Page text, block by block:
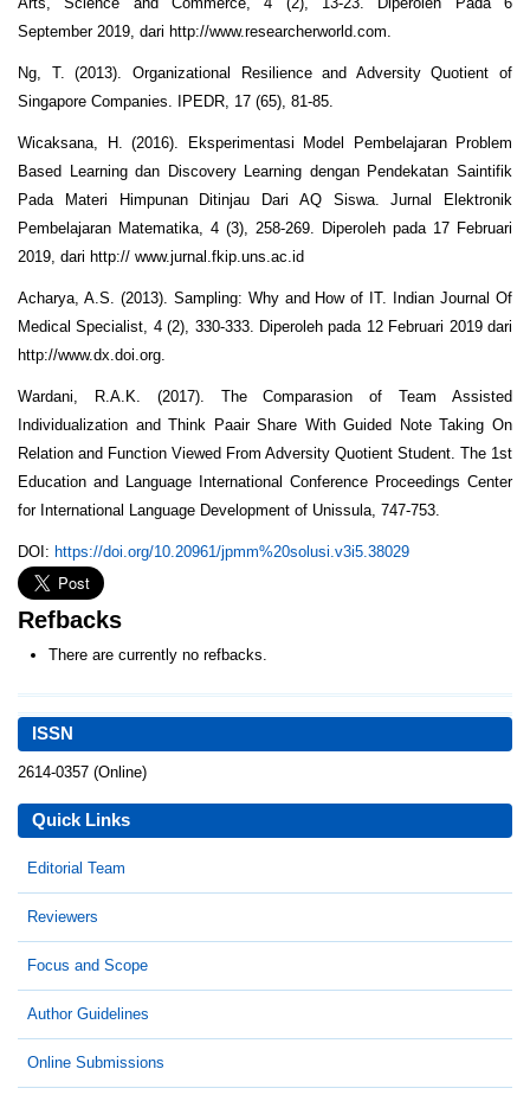
ISSN
2614-0357 (Online)
Quick Links
Editorial Team
Reviewers
Focus and Scope
Author Guidelines
Online Submissions
September 2019, dari http://www.researcherworld.com.
Ng, T. (2013). Organizational Resilience and Adversity Quotient of
Singapore Companies. IPEDR, 17 (65), 81-85.
Wicaksana, H. (2016). Eksperimentasi Model Pembelajaran Problem
Based Learning dan Discovery Learning dengan Pendekatan Saintifik
Pada Materi Himpunan Ditinjau Dari AQ Siswa. Jurnal Elektronik
Pembelajaran Matematika, 4 (3), 258-269. Diperoleh pada 17 Februari
2019, dari http:// www.jurnal.fkip.uns.ac.id
Acharya, A.S. (2013). Sampling: Why and How of IT. Indian Journal Of
Medical Specialist, 4 (2), 330-333. Diperoleh pada 12 Februari 2019 dari
http://www.dx.doi.org.
Wardani, R.A.K. (2017). The Comparasion of Team Assisted
Individualization and Think Paair Share With Guided Note Taking On
Relation and Function Viewed From Adversity Quotient Student. The 1st
Education and Language International Conference Proceedings Center
for International Language Development of Unissula, 747-753.
DOI: https://doi.org/10.20961/jpmm%20solusi.v3i5.38029
Refbacks
There are currently no refbacks.